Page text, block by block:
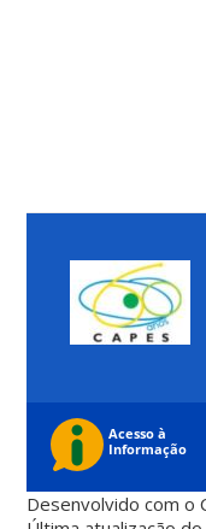
Desenvolvido com o